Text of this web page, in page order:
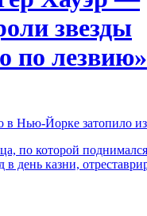
звезды
по лезвию»
в Нью-Йорке затопило
по которой
в день казни,